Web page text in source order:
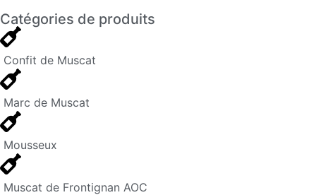
Catégories de produits
Confit de Muscat
Marc de Muscat
Mousseux
Muscat de Frontignan AOC